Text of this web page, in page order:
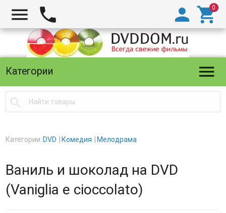
  

Категории 

Категории: DVD Комедия Мелодрама
Ваниль и шоколад на DVD
(Vaniglia e cioccolato)